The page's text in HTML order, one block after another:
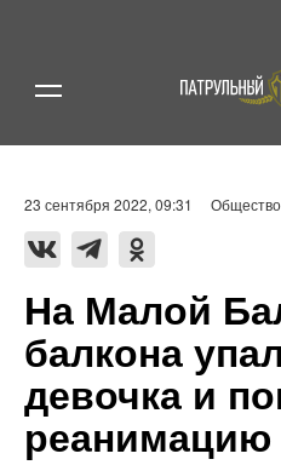
23 сентября 2022, 09:31 Общество
На Малой
балкона
девочка и
реанимацию